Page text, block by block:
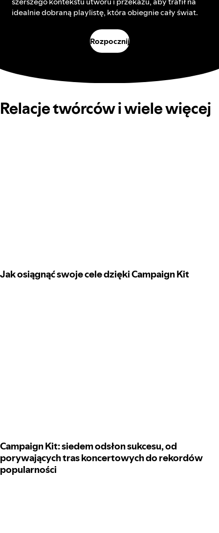
idealnie dobraną playlistę, która obiegnie cały świat.
Rozpocznij
Relacje twórców i wiele więcej
Jak osiągnąć swoje cele dzięki Campaign Kit
Campaign Kit: siedem odsłon sukcesu, od
porywających tras koncertowych do rekordów
popularności